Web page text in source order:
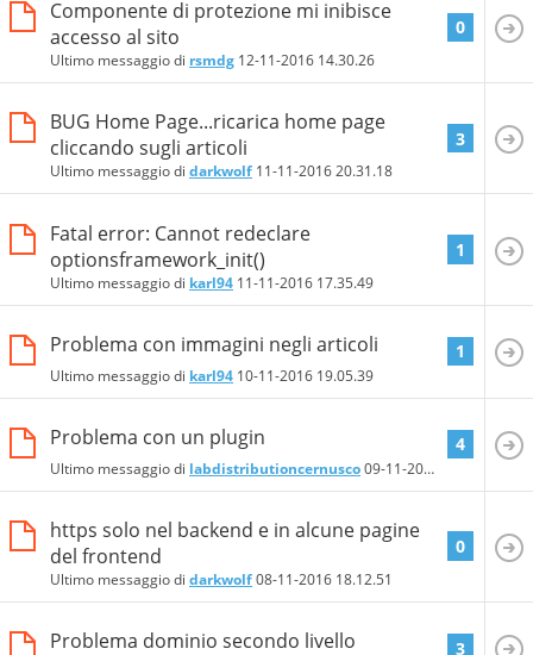
Componente di protezione mi inibisce
accesso al sito
Ultimo messaggio di rsmdg 12-11-2016 14.30.26
0
BUG Home Page...ricarica home page
cliccando sugli articoli
Ultimo messaggio di darkwolf 11-11-201620.31.18
3
Fatal error: Cannot redeclare
optionsframework_init()
Ultimo messaggio di karl94 11-11-2016 17.35.49
1
Problema con immagini negli articoli
Ultimo messaggio di karl94 10-11-2016 19.05.39
1
Problema con un plugin
Ultimo messaggio di labdistributioncernusco09-11-2016
4
https solo nel backend e in alcune pagine
del frontend
Ultimo messaggio di darkwolf08-11-2016 18.12.51
0
Problema dominio secondo livello 3